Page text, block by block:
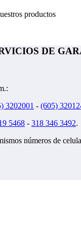
productos
DE
3202001 - (605)
5468 - 318 346 3492.
números de